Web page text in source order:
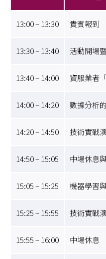
13:00 – 13:30 貴賓報到
13:30 – 13:40 活動開場
13:40 – 14:00 資服業者
14:00 – 14:20 數據分析
14:20 – 14:50 技術實戰
14:50 – 15:05 中場休息
15:05 – 15:25 機器學習
15:25 – 15:55 技術實戰
15:55 – 16:00 中場休息